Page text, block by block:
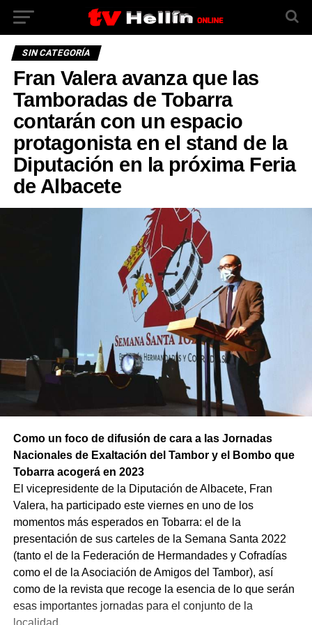
SIN CATEGORÍA
Fran Valera avanza que las
Tamboradas de Tobarra
contarán con un espacio
protagonista en el stand de la
Diputación en la próxima Feria
de Albacete
Como un foco de difusión de cara a las Jornadas
Nacionales de Exaltación del Tambor y el Bombo que
Tobarra acogerá en 2023
El vicepresidente de la Diputación de Albacete, Fran
Valera, ha participado este viernes en uno de los
momentos más esperados en Tobarra: el de la
presentación de sus carteles de la Semana Santa 2022
(tanto el de la Federación de Hermandades y Cofradías
como el de la Asociación de Amigos del Tambor), así
como de la revista que recoge la esencia de lo que serán
esas importantes jornadas para el conjunto de la
localidad.